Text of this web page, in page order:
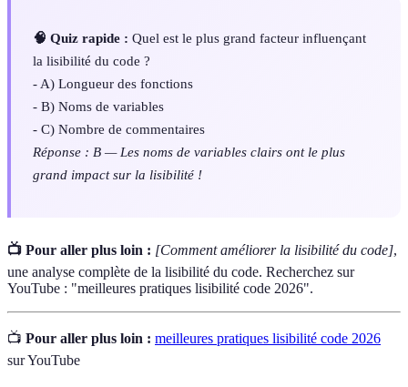
🧠 Quiz rapide : Quel est le plus grand facteur influençant
la lisibilité du code ?
- A) Longueur des fonctions
- B) Noms de variables
- C) Nombre de commentaires
Réponse : B — Les noms de variables clairs ont le plus
grand impact sur la lisibilité !
📺 Pour aller plus loin : [Comment améliorer la lisibilité du code],
une analyse complète de la lisibilité du code. Recherchez sur
YouTube : "meilleures pratiques lisibilité code 2026".
📺 Pour aller plus loin : meilleures pratiques lisibilité code 2026
sur YouTube